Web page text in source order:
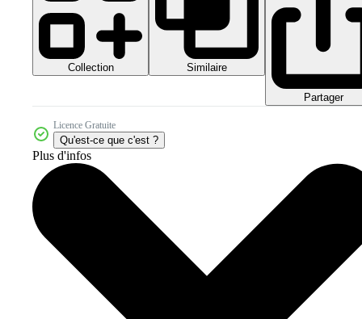
Collection Similaire
Partager
Licence Gratuite
Qu'est-ce que c'est ?
Plus d'infos